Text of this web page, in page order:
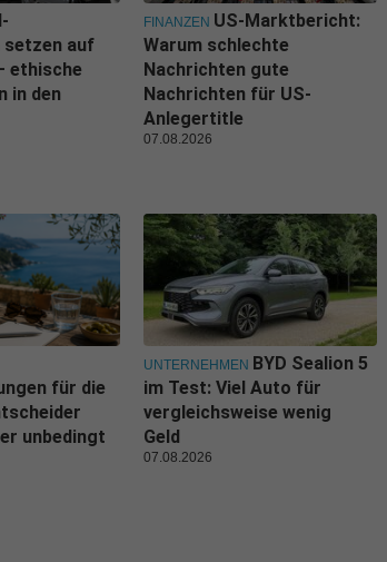
setzen auf
ethische
in den
FINANZEN US-Marktbericht:
Warum schlechte
Nachrichten gute
Nachrichten für US-
Anlegertitle
07.08.2026
für die
unbedingt
UNTERNEHMEN BYD Sealion 5
im Test: Viel Auto für
vergleichsweise wenig
Geld
07.08.2026